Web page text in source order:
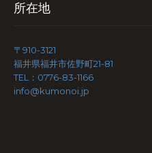
所在地
〒910-3121
福井県福井市佐野町21-81
TEL：0776-83-1166
info@kumonoi.jp